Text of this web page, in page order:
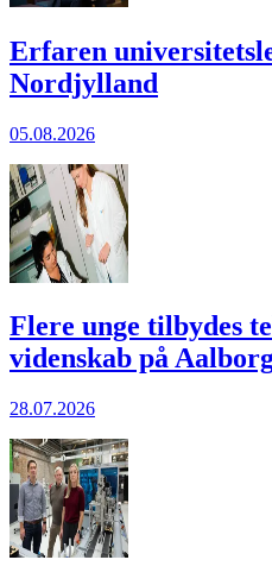
Erfaren
Nordjylland
05.08.2026
Flere unge til­bydes
viden­skab på
28.07.2026